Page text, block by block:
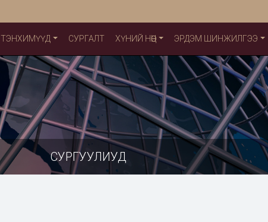
ТЭНХИМҮҮД СУРГАЛТ ХҮНИЙ НӨӨЦ ЭРДЭМ ШИНЖИЛГЭЭ
СУРГУУЛИУД